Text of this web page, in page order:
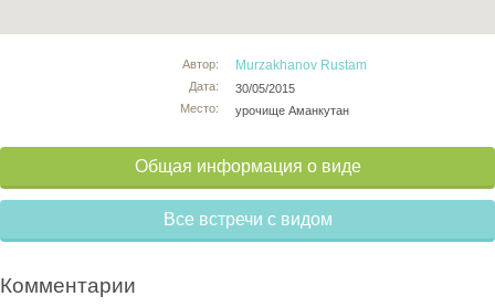
Автор:
Дата:
Место:
Murzakhanov Rustam
30/05/2015
урочище Аманкутан
Общая информация о виде
Все встречи с видом
Комментарии